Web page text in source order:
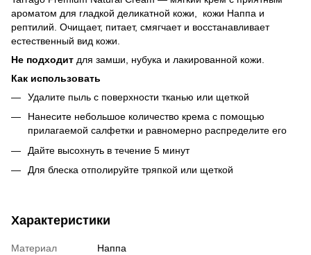
ароматом для гладкой деликатной кожи, кожи Наппа и
рептилий. Очищает, питает, смягчает и восстанавливает
естественный вид кожи.
Не подходит для замши, нубука и лакированной кожи.
Как использовать
Удалите пыль с поверхности тканью или щеткой
Нанесите небольшое количество крема с помощью
прилагаемой салфетки и равномерно распределите его
Дайте высохнуть в течение 5 минут
Для блеска отполируйте тряпкой или щеткой
Характеристики
Материал
Наппа